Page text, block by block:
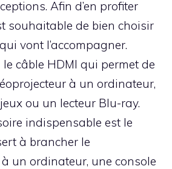
Afin d’en profiter
souhaitable de bien choisir
vont l’accompagner.
câble HDMI qui permet de
à un ordinateur,
ou un lecteur Blu-ray.
indispensable est le
à brancher le
un ordinateur, une console